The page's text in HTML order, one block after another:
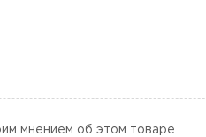
мнением об этом товаре